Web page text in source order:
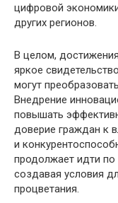
цифровой
других регионов.
В целом,
яркое
могут
Внедрение
повышать
доверие граждан к
и
продолжает идти
создавая условия
процветания.